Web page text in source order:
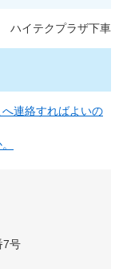
ハイテクプラザ下車
連絡すればよいの
7号